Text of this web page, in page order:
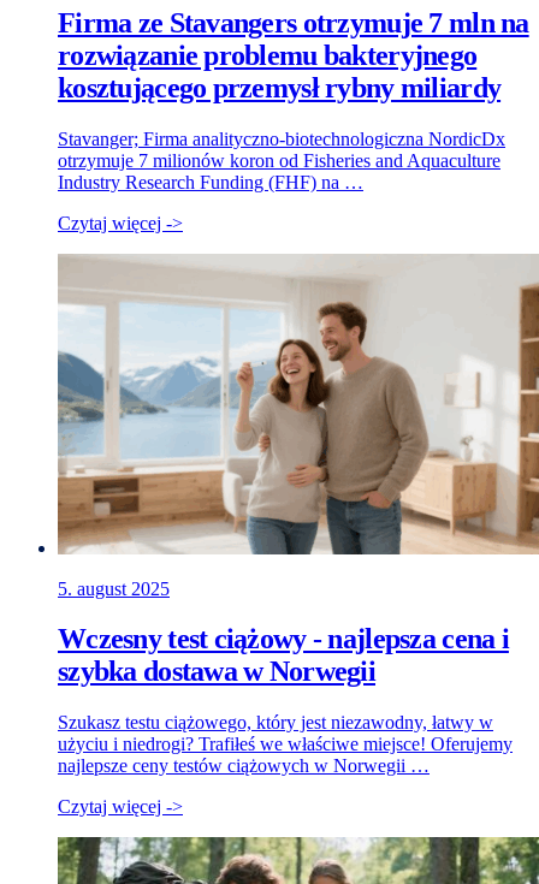
Firma ze Stavangers otrzymuje 7 mln na
rozwiązanie problemu bakteryjnego
kosztującego przemysł rybny miliardy
Stavanger; Firma analityczno-biotechnologiczna NordicDx
otrzymuje 7 milionów koron od Fisheries and Aquaculture
Industry Research Funding (FHF) na …
Czytaj więcej ->
5. august 2025
Wczesny test ciążowy - najlepsza cena i
szybka dostawa w Norwegii
Szukasz testu ciążowego, który jest niezawodny, łatwy w
użyciu i niedrogі? Trafiłeś we właściwe miejsce! Oferujemy
najlepsze ceny testów ciążowych w Norwegii …
Czytaj więcej ->